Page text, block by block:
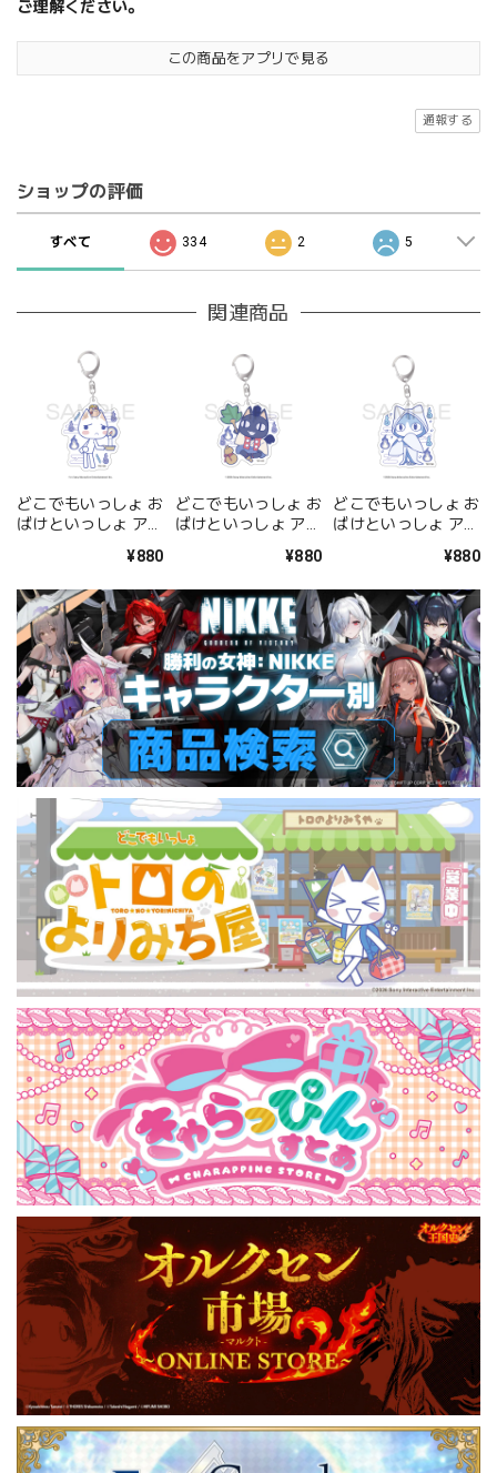
ご理解ください。
この商品をアプリで見る
通報する
ショップの評価
すべて 334 2 5
関連商品
どこでもいっしょ お
ばけといっしょ アク
トロ 肝試しver.>¥880
どこでもいっしょ お
ばけといっしょ アク
¥880
どこでもいっしょ お
ばけといっしょ アク
¥880